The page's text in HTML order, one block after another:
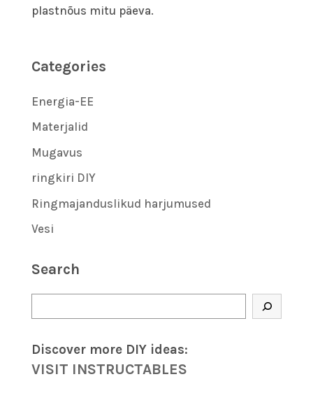
plastnõus mitu päeva.
Categories
Energia-EE
Materjalid
Mugavus
ringkiri DIY
Ringmajanduslikud harjumused
Vesi
Search
Discover more DIY ideas:
VISIT INSTRUCTABLES